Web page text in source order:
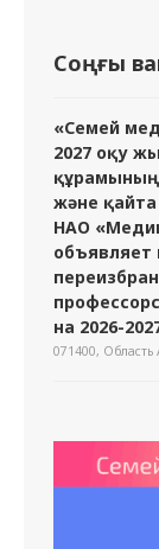
Соңғы
«Семей
2027 оқу
және
НАО
объявляет
на 2026-
071400,